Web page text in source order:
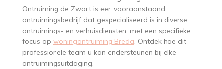
Ontruiming de Zwart is een vooraanstaand
ontruimingsbedrijf dat gespecialiseerd is in diverse
ontruimings- en verhuisdiensten, met een specifieke
focus op woningontruiming Breda. Ontdek hoe dit
professionele team u kan ondersteunen bij elke
ontruimingsuitdaging.